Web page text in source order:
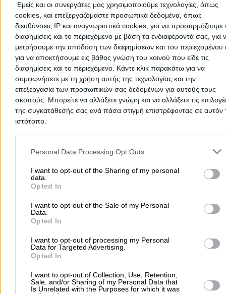
Εμείς και οι συνεργάτες μας χρησιμοποιούμε τεχνολογίες, όπως
cookies, και επεξεργαζόμαστε προσωπικά δεδομένα, όπως
διευθύνσεις IP και αναγνωριστικά cookies, για να προσαρμόζουμε
διαφημίσεις και το περιεχόμενο με βάση τα ενδιαφέροντά σας, για
μετρήσουμε την απόδοση των διαφημίσεων και του περιεχομένου
για να αποκτήσουμε εις βάθος γνώση του κοινού που είδε τις
διαφημίσεις και το περιεχόμενο. Κάντε κλικ παρακάτω για να
συμφωνήσετε με τη χρήση αυτής της τεχνολογίας και την
επεξεργασία των προσωπικών σας δεδομένων για αυτούς τους
σκοπούς. Μπορείτε να αλλάξετε γνώμη και να αλλάξετε τις
της συγκατάθεσής σας ανά πάσα στιγμή επιστρέφοντας σε αυτόν
ιστότοπο.
Please note that this website/app uses one or more Google
and may gather and store information including but not limited to
to Google and its third-party tags to use your data for below
purposes in below Google consent section.
Personal Data Processing Opt Outs
I want to opt-out of the Sharing of my personal
data.
Opted In
I want to opt-out of the Sale of my Personal
Data.
Opted In
I want to opt-out of processing my Personal
Data for Targeted Advertising.
Opted In
I want to opt-out of Collection, Use, Retention,
Sale, and/or Sharing of my Personal Data that
Is Unrelated with the Purposes for which it was
Για οποιονδήποτε λόγο και να ψάχνεις ρευματολόγο σε
εδώ μπορείς να τους βρεις όλους ώστε να διαλέξεις τον ιδανικό
σένα! Και αν αναρωτιέσαι πως να επιλέξεις τον κατάλληλο, το
βιογραφικό και η επαγγελματική εμπειρία είναι δυο βασικά
Κλείνοντας ραντεβού μαζί του & έχοντας προσωπική επαφή, θα
μια πιο ολοκληρωμένη εικόνα.
Και μην ξεχνάς: Ο γιατρός σου είναι ο σύμμαχος της υγείας σου!
Ρευματολόγοι Αχαΐας
Δημοφιλείς Αναζητήσεις
Μετακομίσεις & Μεταφορές Κλειδιά & Κλειδαριές
Ψυχολόγοι
Παιδικοί Σταθμοί
Συνεργεία Αυτοκινήτων
Υδραυλικοί - Υδραυλικές Εγκαταστάσεις
Τοπική Αναζήτηση